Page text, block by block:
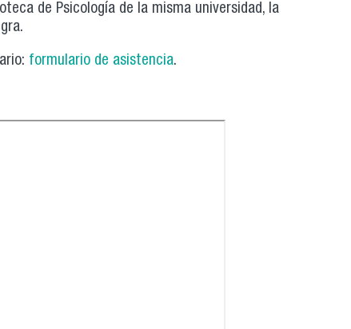
de Psicología de la misma universidad, la
formulario de asistencia.